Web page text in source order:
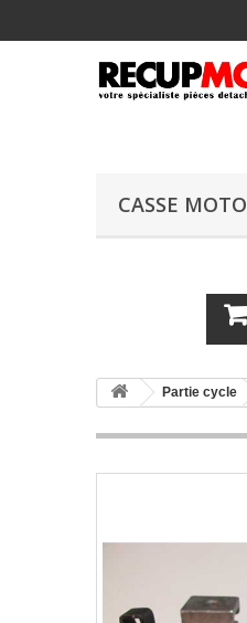
CASSE MOTO
Partie cycle